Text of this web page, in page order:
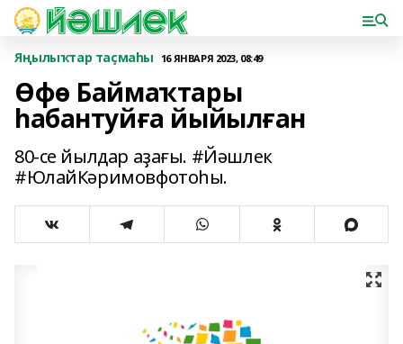
Яңылыҡтар таҫмаһы 16 ЯНВАРЯ 2023, 08:49
Өфө Баймаҡтары
һабантуйға йыйылған
80-се йылдар аҙағы. #Йәшлек
#ЮлайКәримовфотоһы.